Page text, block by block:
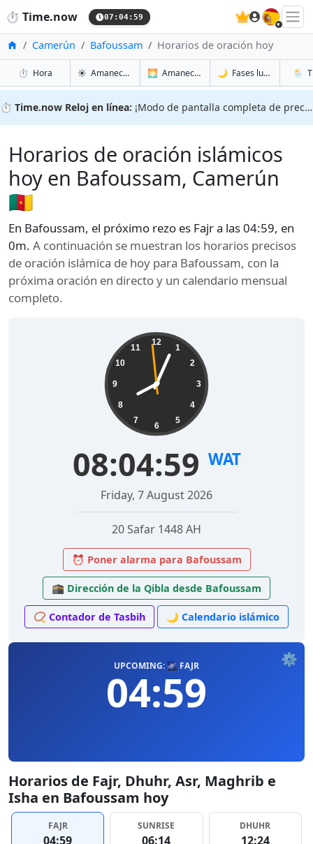
⏱️ Time.now 07:05:00 🇪🇸
InicioCamerún Bafoussam Horarios de oración hoy
⏱️ Horaen Bafoussam
☀️ Amanecer y atardecer en Bafoussam
🌅 Amanecer y atardecer mañana en
🌙 Fases lunares en
🌦️
⏱️ Time.now Reloj en línea: ¡Modo de pantalla completa de precisión!
Horarios de oración islámicos
hoy en Bafoussam, Camerún
🇨🇲
En Bafoussam, el próximo rezo es Fajr a las 04:59, en
0m. A continuación se muestran los horarios precisos
de oración islámica de hoy para Bafoussam, con la
próxima oración en directo y un calendario mensual
completo.
12
1
2
3
4
5
6
7
8
9
10
11
08:05:00 WAT
Friday, 7 August 2026
20 Safar 1448 AH
⏰ Poner alarma para Bafoussam
🕋 Dirección de la Qibla desde Bafoussam
📿 Contador de Tasbih 🌙 Calendario islámico
⚙️
UPCOMING: 🌌 FAJR
04:59
Horarios de Fajr, Dhuhr, Asr, Maghrib e
Isha en Bafoussam hoy
FAJR
04:59
SUNRISE
06:14
DHUHR
12:24